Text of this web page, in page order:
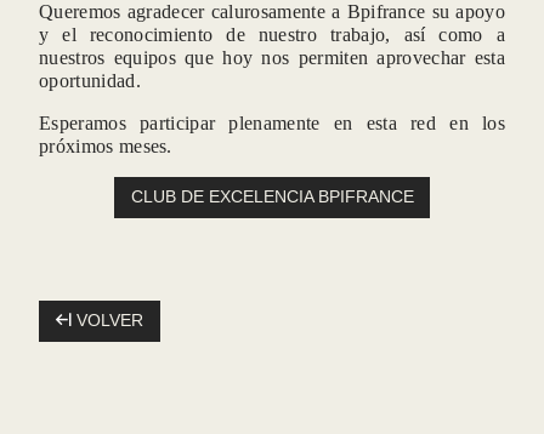
Queremos agradecer calurosamente a Bpifrance su apoyo
y el reconocimiento de nuestro trabajo, así como a
nuestros equipos que hoy nos permiten aprovechar esta
oportunidad.
Esperamos participar plenamente en esta red en los
próximos meses.
CLUB DE EXCELENCIA BPIFRANCE
VOLVER
Nombre*
Apellido*: